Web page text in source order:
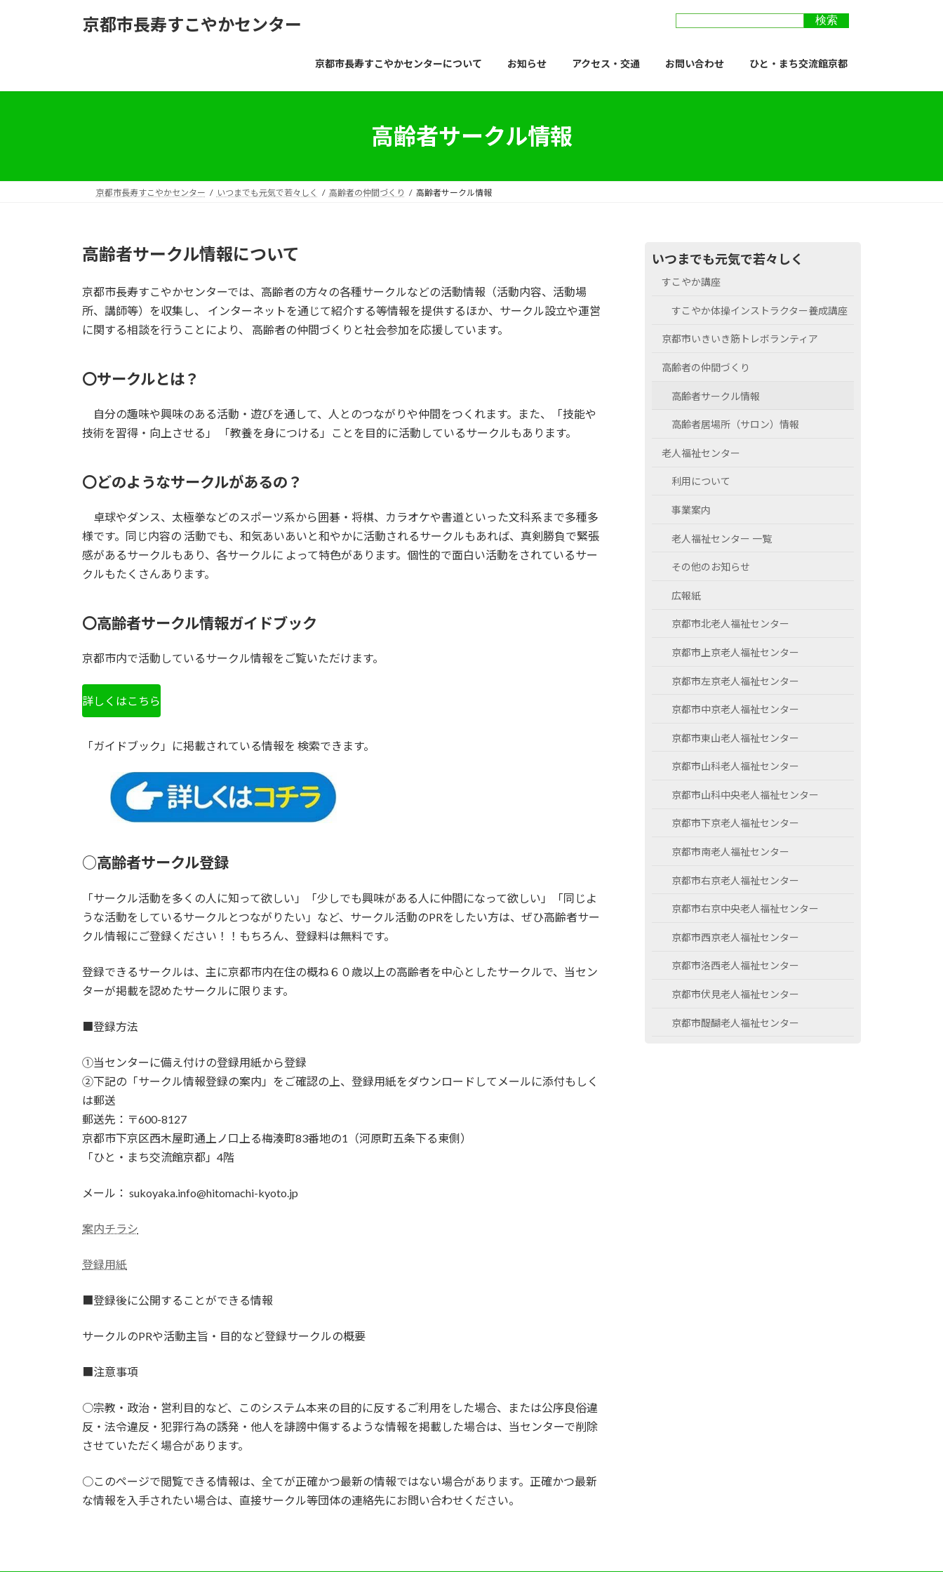
へ
ョ
京都市長寿すこやかセンター
京都市長寿すこやかセンターについて お知らせ アクセス・交通 お問い合わせ ひと・まち交流館京都
高齢者サークル情報
京都市長寿すこやかセンター いつまでも元気で若々しく 高齢者の仲間づくり 高齢者サークル情報
高齢者サークル情報について
京都市長寿すこやかセンターでは、高齢者の方々の各種サークルなどの活動情報（活動内容、活動場
所、講師等）を収集し、 インターネットを通じて紹介する等情報を提供するほか、サークル設立や運営
に関する相談を行うことにより、 高齢者の仲間づくりと社会参加を応援しています。
〇サークルとは？
自分の趣味や興味のある活動・遊びを通して、人とのつながりや仲間をつくれます。また、「技能や
技術を習得・向上させる」 「教養を身につける」ことを目的に活動しているサークルもあります。
〇どのようなサークルがあるの？
卓球やダンス、太極拳などのスポーツ系から囲碁・将棋、カラオケや書道といった文科系まで多種多
様です。同じ内容の 活動でも、和気あいあいと和やかに活動されるサークルもあれば、真剣勝負で緊張
感があるサークルもあり、各サークルに よって特色があります。個性的で面白い活動をされているサー
クルもたくさんあります。
〇高齢者サークル情報ガイドブック
京都市内で活動しているサークル情報をご覧いただけます。
詳しくはこちら
「ガイドブック」に掲載されている情報を 検索できます。
○高齢者サークル登録
「サークル活動を多くの人に知って欲しい」「少しでも興味がある人に仲間になって欲しい」「同じよ
うな活動をしているサークルとつながりたい」など、サークル活動のPRをしたい方は、ぜひ高齢者サー
クル情報にご登録ください！！もちろん、登録料は無料です。
登録できるサークルは、主に京都市内在住の概ね６０歳以上の高齢者を中心としたサークルで、当セン
ターが掲載を認めたサークルに限ります。
■登録方法
①当センターに備え付けの登録用紙から登録
②下記の「サークル情報登録の案内」をご確認の上、登録用紙をダウンロードしてメールに添付もしく
は郵送
郵送先：〒600-8127
京都市下京区西木屋町通上ノ口上る梅湊町83番地の1（河原町五条下る東側）
「ひと・まち交流館京都」4階
メール： sukoyaka.info@hitomachi-kyoto.jp
案内チラシ
登録用紙
■登録後に公開することができる情報
サークルのPRや活動主旨・目的など登録サークルの概要
■注意事項
○宗教・政治・営利目的など、このシステム本来の目的に反するご利用をした場合、または公序良俗違
反・法令違反・犯罪行為の誘発・他人を誹謗中傷するような情報を掲載した場合は、当センターで削除
させていただく場合があります。
○このページで閲覧できる情報は、全てが正確かつ最新の情報ではない場合があります。正確かつ最新
な情報を入手されたい場合は、直接サークル等団体の連絡先にお問い合わせください。
いつまでも元気で若々しく
すこやか講座
すこやか体操インストラクター養成講座
京都市いきいき筋トレボランティア
高齢者の仲間づくり
高齢者サークル情報
高齢者居場所（サロン）情報
老人福祉センター
利用について
事業案内
老人福祉センター 一覧
その他のお知らせ
広報紙
京都市北老人福祉センター
京都市上京老人福祉センター
京都市左京老人福祉センター
京都市中京老人福祉センター
京都市東山老人福祉センター
京都市山科老人福祉センター
京都市山科中央老人福祉センター
京都市下京老人福祉センター
京都市南老人福祉センター
京都市右京老人福祉センター
京都市右京中央老人福祉センター
京都市西京老人福祉センター
京都市洛西老人福祉センター
京都市伏見老人福祉センター
京都市醍醐老人福祉センター